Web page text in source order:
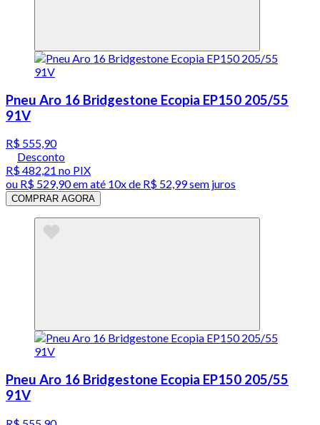
Pneu Aro 16 Bridgestone Ecopia EP150 205/55
91V
R$ 555,90
Desconto
R$ 482,21 no PIX
ou R$ 529,90em até 10x de R$ 52,99 sem juros
COMPRAR AGORA
Pneu Aro 16 Bridgestone Ecopia EP150 205/55
91V